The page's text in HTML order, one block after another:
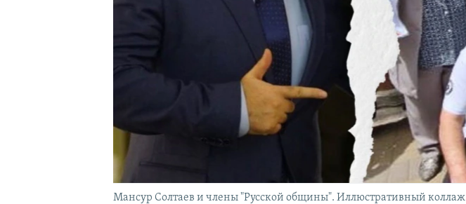
Мансур Солтаев и члены "Русской общины". Иллюстративный коллаж